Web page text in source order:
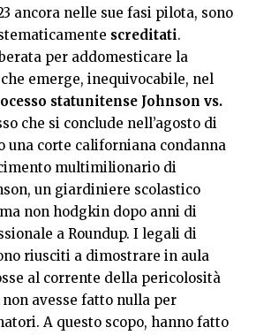
ancora nelle sue fasi pilota, sono
screditati.
per addomesticare la
emerge, inequivocabile, nel
statunitense Johnson vs.
che si conclude nell’agosto di
una corte californiana condanna
multimilionario di
un giardiniere scolastico
non hodgkin dopo anni di
a Roundup. I legali di
riusciti a dimostrare in aula
al corrente della pericolosità
avesse fatto nulla per
A questo scopo, hanno fatto